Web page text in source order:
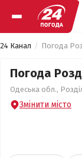
24 Канал Погода
Погода
Одеська обл.,
Змінити місто